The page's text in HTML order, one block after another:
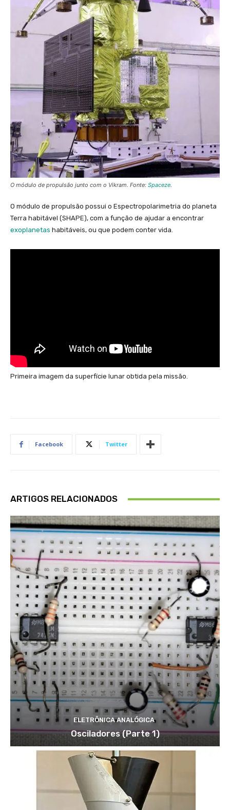
O módulo de propulsão junto com o Vikram. Fonte: Spaceze.
O módulo de propulsão possui o Espectropolarimetria do planeta
Terra habitável (SHAPE), com a função de ajudar a encontrar
exoplanetas habitáveis, ou que podem conter vida.
Primeira imagem da superfície lunar obtida pela missão.
Facebook Twitter
ARTIGOS RELACIONADOS
ELETRÔNICA ANALÓGICA
Osciladores (Parte 1)